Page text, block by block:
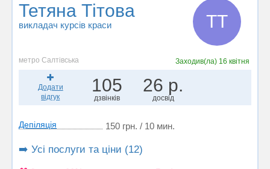
Тетяна Тiтова
викладач курсів краси ТТ
метро Салтівська Заходив(ла) 16 квітня
Додати
відгук
105
дзвінків
26 р.
досвід
Депіляція 150 грн. / 10 мин.
➡️ Усі послуги та ціни (12)